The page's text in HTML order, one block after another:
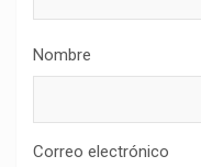
Nombre
Correo electrónico